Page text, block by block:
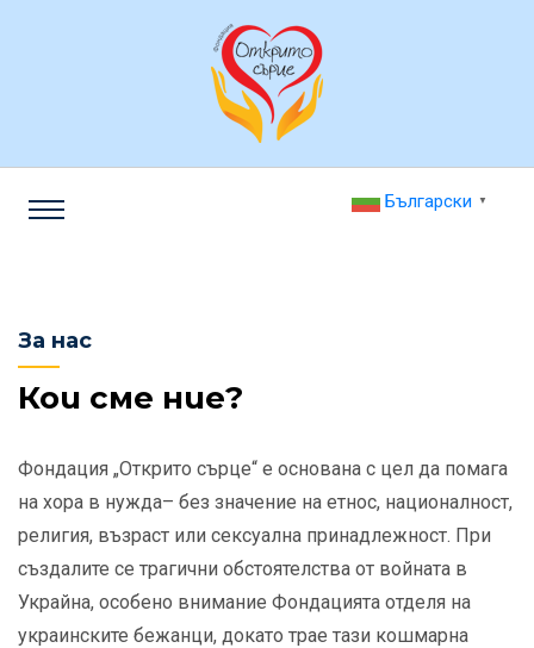
Български ▼
За нас
Кои сме ние?
Фондация „Открито сърце“ е основана с цел да помага
на хора в нужда– без значение на етнос, националност,
религия, възраст или сексуална принадлежност. При
създалите се трагични обстоятелства от войната в
Украйна, особено внимание Фондацията отделя на
украинските бежанци, докато трае тази кошмарна